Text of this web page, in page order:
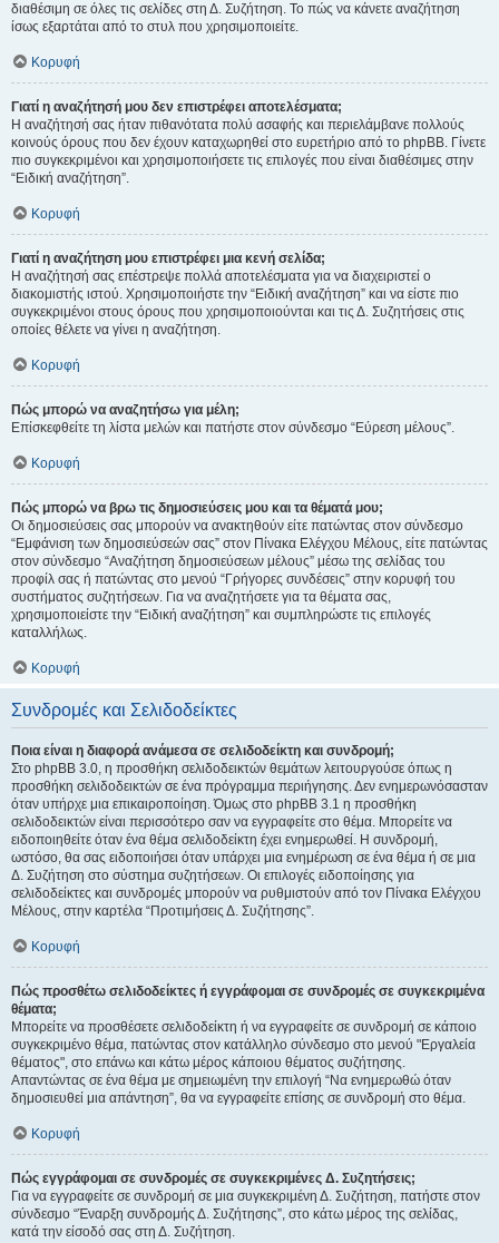
διαθέσιμη σε όλες τις σελίδες στη Δ. Συζήτηση. Το πώς να κάνετε αναζήτηση
ίσως εξαρτάται από το στυλ που χρησιμοποιείτε.
Κορυφή
Γιατί η αναζήτησή μου δεν επιστρέφει αποτελέσματα;
Η αναζήτησή σας ήταν πιθανότατα πολύ ασαφής και περιελάμβανε πολλούς
κοινούς όρους που δεν έχουν καταχωρηθεί στο ευρετήριο από το phpBB. Γίνετε
πιο συγκεκριμένοι και χρησιμοποιήσετε τις επιλογές που είναι διαθέσιμες στην
“Ειδική αναζήτηση”.
Κορυφή
Γιατί η αναζήτηση μου επιστρέφει μια κενή σελίδα;
Η αναζήτησή σας επέστρεψε πολλά αποτελέσματα για να διαχειριστεί ο
διακομιστής ιστού. Χρησιμοποιήστε την “Ειδική αναζήτηση” και να είστε πιο
συγκεκριμένοι στους όρους που χρησιμοποιούνται και τις Δ. Συζητήσεις στις
οποίες θέλετε να γίνει η αναζήτηση.
Κορυφή
Πώς μπορώ να αναζητήσω για μέλη;
Επίσκεφθείτε τη λίστα μελών και πατήστε στον σύνδεσμο “Εύρεση μέλους”.
Κορυφή
Πώς μπορώ να βρω τις δημοσιεύσεις μου και τα θέματά μου;
Οι δημοσιεύσεις σας μπορούν να ανακτηθούν είτε πατώντας στον σύνδεσμο
“Εμφάνιση των δημοσιεύσεών σας” στον Πίνακα Ελέγχου Μέλους, είτε πατώντας
στον σύνδεσμο “Αναζήτηση δημοσιεύσεων μέλους” μέσω της σελίδας του
προφίλ σας ή πατώντας στο μενού “Γρήγορες συνδέσεις” στην κορυφή του
συστήματος συζητήσεων. Για να αναζητήσετε για τα θέματα σας,
χρησιμοποιείστε την “Ειδική αναζήτηση” και συμπληρώστε τις επιλογές
καταλλήλως.
Κορυφή
Συνδρομές και Σελιδοδείκτες
Ποια είναι η διαφορά ανάμεσα σε σελιδοδείκτη και συνδρομή;
Στο phpBB 3.0, η προσθήκη σελιδοδεικτών θεμάτων λειτουργούσε όπως η
προσθήκη σελιδοδεικτών σε ένα πρόγραμμα περιήγησης. Δεν ενημερωνόσασταν
όταν υπήρχε μια επικαιροποίηση. Όμως στο phpBB 3.1 η προσθήκη
σελιδοδεικτών είναι περισσότερο σαν να εγγραφείτε στο θέμα. Μπορείτε να
ειδοποιηθείτε όταν ένα θέμα σελιδοδείκτη έχει ενημερωθεί. Η συνδρομή,
ωστόσο, θα σας ειδοποιήσει όταν υπάρχει μια ενημέρωση σε ένα θέμα ή σε μια
Δ. Συζήτηση στο σύστημα συζητήσεων. Οι επιλογές ειδοποίησης για
σελιδοδείκτες και συνδρομές μπορούν να ρυθμιστούν από τον Πίνακα Ελέγχου
Μέλους, στην καρτέλα “Προτιμήσεις Δ. Συζήτησης”.
Κορυφή
Πώς προσθέτω σελιδοδείκτες ή εγγράφομαι σε συνδρομές σε συγκεκριμένα
θέματα;
Μπορείτε να προσθέσετε σελιδοδείκτη ή να εγγραφείτε σε συνδρομή σε κάποιο
συγκεκριμένο θέμα, πατώντας στον κατάλληλο σύνδεσμο στο μενού "Εργαλεία
θέματος", στο επάνω και κάτω μέρος κάποιου θέματος συζήτησης.
Απαντώντας σε ένα θέμα με σημειωμένη την επιλογή “Να ενημερωθώ όταν
δημοσιευθεί μια απάντηση”, θα να εγγραφείτε επίσης σε συνδρομή στο θέμα.
Κορυφή
Πώς εγγράφομαι σε συνδρομές σε συγκεκριμένες Δ. Συζητήσεις;
Για να εγγραφείτε σε συνδρομή σε μια συγκεκριμένη Δ. Συζήτηση, πατήστε στον
σύνδεσμο “Έναρξη συνδρομής Δ. Συζήτησης”, στο κάτω μέρος της σελίδας,
κατά την είσοδό σας στη Δ. Συζήτηση.